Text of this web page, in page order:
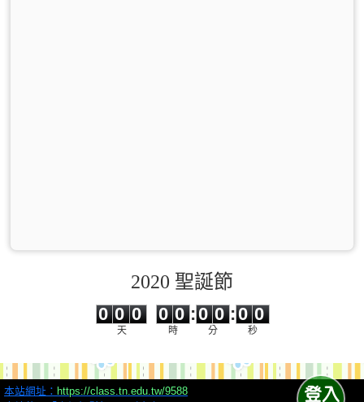
2020 聖誕節
0 0 0
天
0
0
0
時
:
0
0
0
0
分
:0 0
秒
本站網址： https://class.tn.edu.tw/9588